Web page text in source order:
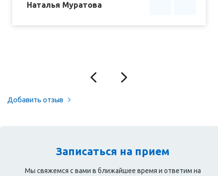
Наталья Муратова
Добавить отзыв
Записаться на прием
Мы свяжемся с вами в ближайшее время и ответим на